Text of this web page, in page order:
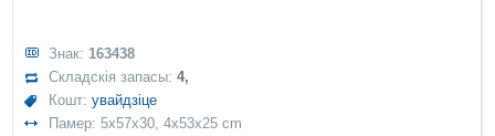
Знак: 163438
Складскія запасы:4,
Кошт:увайдзіце
Памер: 5x57x30, 4x53x25 cm